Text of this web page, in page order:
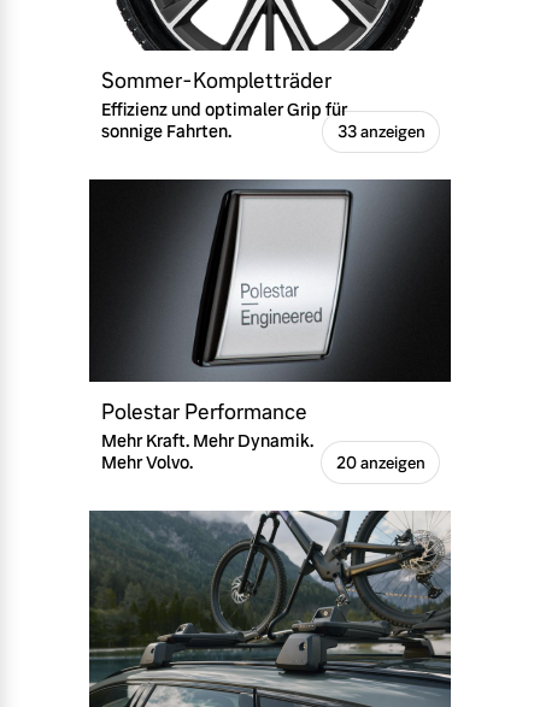
Sommer-Kompletträder
Effizienz und optimaler Grip für
sonnige Fahrten.
33 anzeigen
Polestar Performance
Mehr Kraft. Mehr Dynamik.
Mehr Volvo.
20 anzeigen